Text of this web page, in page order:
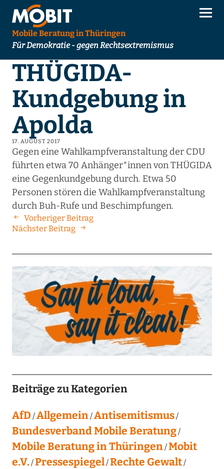
Mobile Beratung in Thüringen
Für Demokratie - gegen Rechtsextremismus
THÜGIDA-
Kundgebung in
Apolda
17. AUGUST 2017
Gegen eine Wahlkampfveranstaltung der CDU
führten etwa 70 Anhänger*innen von THÜGIDA
eine Gegenkundgebung durch. Etwa 50
Personen stören die Wahlkampfveranstaltung
durch Buh-Rufe und Beschimpfungen.
Vorheriger Beitrag
Nächster Beitrag
Beiträge zu Kategorien
AfD Allgemein Antisemitismus
Bundesverband Mobile Beratung
Mobile Beratung in Thüringen Mobit
e.V. Pressespiegel Rechte Gewalt